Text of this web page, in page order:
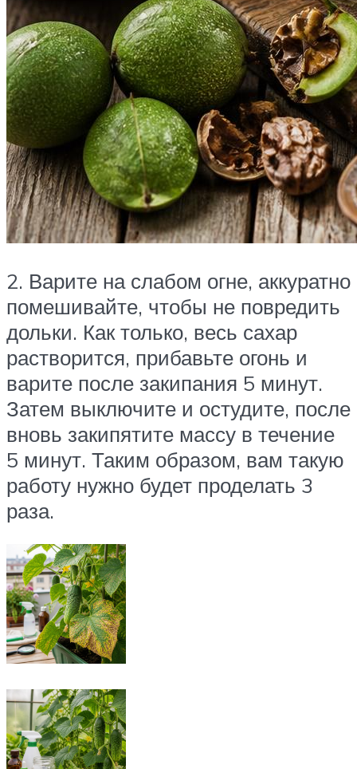
2. Варите на слабом огне, аккуратно
помешивайте, чтобы не повредить
дольки. Как только, весь сахар
растворится, прибавьте огонь и
варите после закипания 5 минут.
Затем выключите и остудите, после
вновь закипятите массу в течение
5 минут. Таким образом, вам такую
работу нужно будет проделать 3
раза.